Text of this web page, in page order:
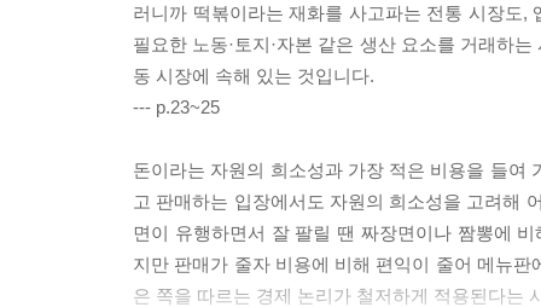
러니까 떡볶이라는 재화를 사고파는 전통 시장도
필요한 노동·토지·자본 같은 생산 요소를 거래하
동 시장에 속해 있는 것입니다.
--- p.23~25
돈이라는 자원의 희소성과 가장 적은 비용을 들여
고 판매하는 입장에서도 자원의 희소성을 고려해
면이 유행하면서 잘 팔릴 땐 짜장면이나 짬뽕에
지만 판매가 줄자 비용에 비해 편익이 줄어 메뉴
은 쪽을 따르는 경제 논리가 철저하게 적용된다는